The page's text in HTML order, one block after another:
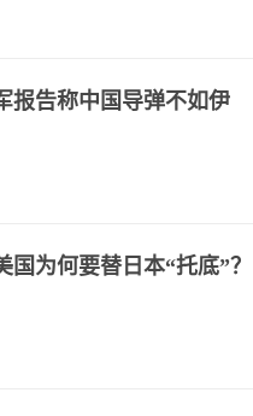
报告称中国导弹不如伊
为何要替日本“托底”？